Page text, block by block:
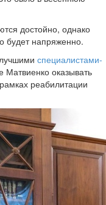
достойно, однако
будет напряженно.
специалистами-
Матвиенко оказывать
реабилитации